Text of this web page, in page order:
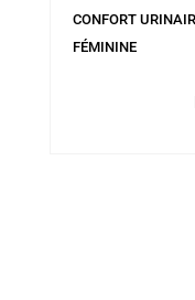
CONFORT
FÉMININE